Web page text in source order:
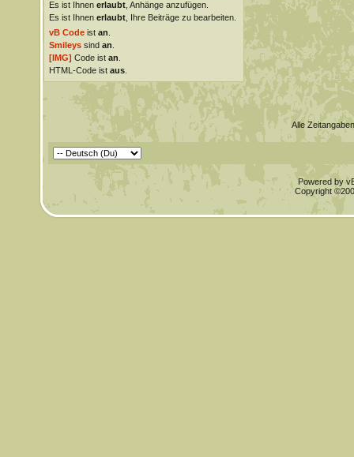
Es ist Ihnen erlaubt, Anhänge anzufügen.
Es ist Ihnen erlaubt, Ihre Beiträge zu bearbeiten.
vB Codeist an
Smileyssind an
[IMG] Code ist an
HTML-Code ist aus.
Alle
Powered by
Copyright